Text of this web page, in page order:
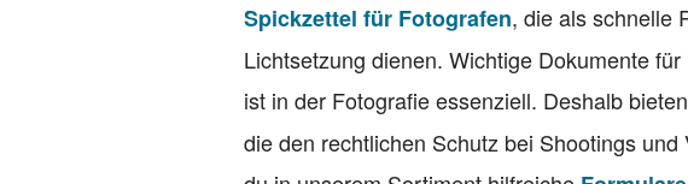
Spickzettel für Fotografen, die als schnelle
Lichtsetzung dienen. Wichtige Dokumente
ist in der Fotografie essenziell. Deshalb
die den rechtlichen Schutz bei Shootings